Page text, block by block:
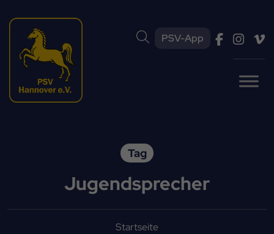
PSV-App
Tag
Jugendsprecher
Startseite